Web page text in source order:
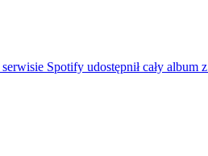
Spotify udostępnił cały